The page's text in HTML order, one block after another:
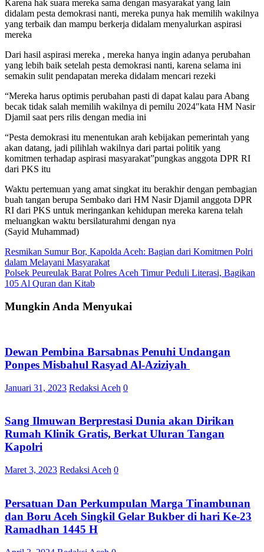
Karena hak suara mereka sama dengan masyarakat yang lain
didalam pesta demokrasi nanti, mereka punya hak memilih wakilnya
yang terbaik dan mampu berkerja didalam menyalurkan aspirasi
mereka
Dari hasil aspirasi mereka , mereka hanya ingin adanya perubahan
yang lebih baik setelah pesta demokrasi nanti, karena selama ini
semakin sulit pendapatan mereka didalam mencari rezeki
“Mereka harus optimis perubahan pasti di dapat kalau para Abang
becak tidak salah memilih wakilnya di pemilu 2024″kata HM Nasir
Djamil saat pers rilis dengan media ini
“Pesta demokrasi itu menentukan arah kebijakan pemerintah yang
akan datang, jadi pilihlah wakilnya dari partai politik yang
komitmen terhadap aspirasi masyarakat”pungkas anggota DPR RI
dari PKS itu
Waktu pertemuan yang amat singkat itu berakhir dengan pembagian
buah tangan berupa Sembako dari HM Nasir Djamil anggota DPR
RI dari PKS untuk meringankan kehidupan mereka karena telah
meluangkan waktu bersilaturahmi dengan nya
(Sayid Muhammad)
Navigasi
pos
Resmikan Sumur Bor, Kapolda Aceh: Bagian dari Komitmen Polri
dalam Melayani Masyarakat
Polsek Peureulak Barat Polres Aceh Timur Peduli Literasi, Bagikan
105 Al Quran dan Kitab
Mungkin Anda Menyukai
Dewan Pembina Barsabnas Penuhi Undangan
Ponpes Misbahul Rasyad Al-Aziziyah
Januari 31, 2023 Redaksi Aceh 0
Sang Ilmuwan Berprestasi Dunia akan Dirikan
Rumah Klinik Gratis, Berkat Uluran Tangan
Kapolri
Maret 3, 2023 Redaksi Aceh 0
Persatuan Dan Perkumpulan Marga Tinambunan
dan Boru Aceh Singkil Gelar Bukber di hari Ke-23
Ramadhan 1445 H